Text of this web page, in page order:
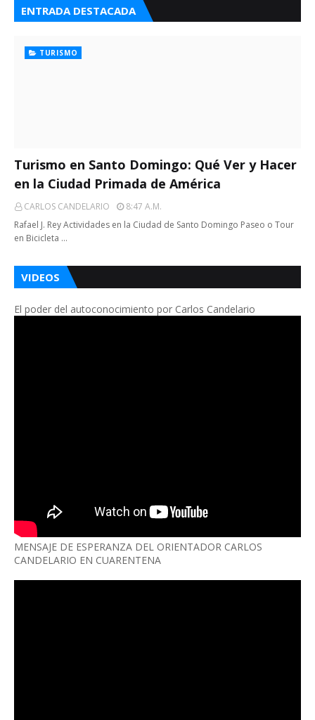
ENTRADA DESTACADA
TURISMO
Turismo en Santo Domingo: Qué Ver y Hacer
en la Ciudad Primada de América
CARLOS CANDELARIO
8:47 A.m.
Rafael J. Rey Actividades en la Ciudad de Santo Domingo Paseo o Tour
en Bicicleta …
VIDEOS
El poder del autoconocimiento por Carlos Candelario
MENSAJE DE ESPERANZA DEL ORIENTADOR CARLOS
CANDELARIO EN CUARENTENA